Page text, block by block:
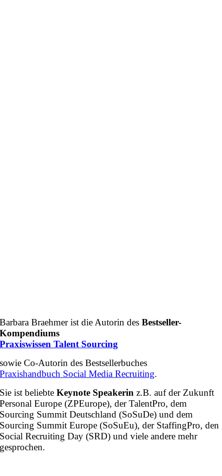
Barbara Braehmer ist die Autorin desBestseller-
Kompendiums
Praxiswissen Talent Sourcing
sowie Co-Autorin des Bestsellerbuches
Praxishandbuch Social Media Recruiting.
Sie ist beliebteKeynote Speakerin z.B. auf der Zukunft
Personal Europe (ZPEurope), der TalentPro, dem
Sourcing Summit Deutschland (SoSuDe) und dem
Sourcing Summit Europe (SoSuEu), der StaffingPro, den
Social Recruiting Day (SRD) und viele andere mehr
gesprochen.